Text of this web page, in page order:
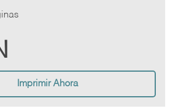
Imprimir Ahora